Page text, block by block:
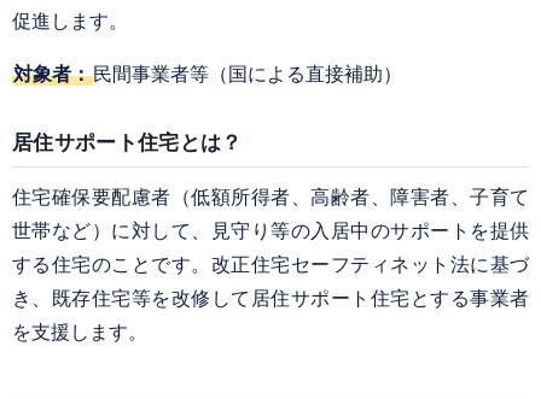
促進します。
対象者：民間事業者等（国による直接補助）
居住サポート住宅とは？
住宅確保要配慮者（低額所得者、高齢者、障害者、子育て
世帯など）に対して、見守り等の入居中のサポートを提供
する住宅のことです。改正住宅セーフティネット法に基づ
き、既存住宅等を改修して居住サポート住宅とする事業者
を支援します。